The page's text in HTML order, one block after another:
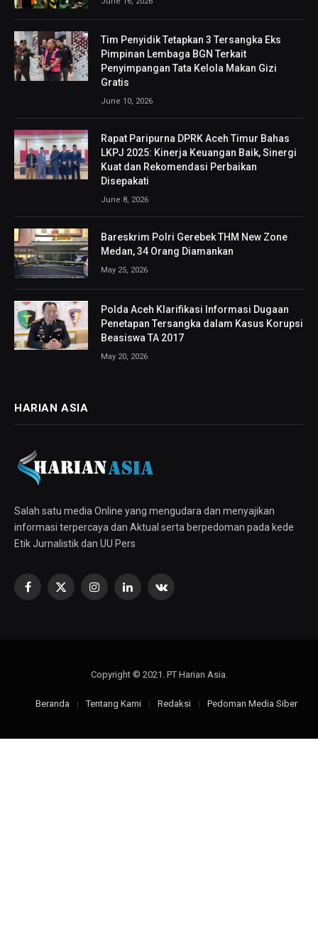
Tim Penyidik Tetapkan 3 Tersangka Eks
Pimpinan Lembaga BGN Terkait
Penyimpangan Tata Kelola Makan Gizi
Gratis
June 10, 2026
Rapat Paripurna DPRK Aceh Timur Bahas
LKPJ 2025: Kinerja Keuangan Baik, Sinergi
Kuat dan Rekomendasi Perbaikan
Disepakati
June 8, 2026
Bareskrim Polri Gerebek THM New Zone
Medan, 34 Orang Diamankan
May 25, 2026
Polda Aceh Klarifikasi Informasi Dugaan
Penetapan Tersangka dalam Kasus Korupsi
Beasiswa TA 2017
May 20, 2026
HARIAN ASIA
Salah satu media Online yang mengudara dan menyajikan
informasi terpercaya dan Aktual serta berpedoman pada kede
Etik Jurnalistik dan UU Pers
Facebook
X
InstagramLinkedInVKontakte
Copyright © 2021. PT Harian Asia.
Beranda Tentang Kami Redaksi Pedoman Media Siber